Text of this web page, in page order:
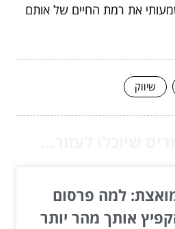
את רמת החיים של אותם
שיווק
למה פרסום
אותך מהר יותר